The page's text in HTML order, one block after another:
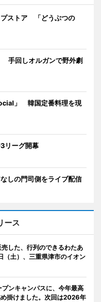
プストア 「どうぶつの
手回しオルガンで野外劇
」 韓国定番料理を現
リーグ開幕
しの門司側をライブ配信
ース
売した、行列のできるわたあ
土）、三重県津市のイオン
プンキャンパスに、今年最高
掛けました。次回は2026年